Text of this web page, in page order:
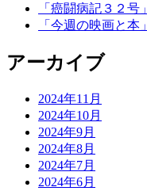
「癌闘病記３２号」
「今週の映画と本」
アーカイブ
2024年11月
2024年10月
2024年9月
2024年8月
2024年7月
2024年6月